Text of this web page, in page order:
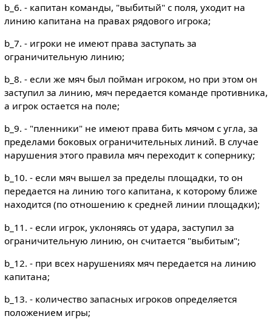
b_6. - капитан команды, "выбитый" с поля, уходит на
линию капитана на правах рядового игрока;
b_7. - игроки не имеют права заступать за
ограничительную линию;
b_8. - если же мяч был пойман игроком, но при этом он
заступил за линию, мяч передается команде противника,
а игрок остается на поле;
b_9. - "пленники" не имеют права бить мячом с угла, за
пределами боковых ограничительных линий. В случае
нарушения этого правила мяч переходит к сопернику;
b_10. - если мяч вышел за пределы площадки, то он
передается на линию того капитана, к которому ближе
находится (по отношению к средней линии площадки);
b_11. - если игрок, уклоняясь от удара, заступил за
ограничительную линию, он считается "выбитым";
b_12. - при всех нарушениях мяч передается на линию
капитана;
b_13. - количество запасных игроков определяется
положением игры;